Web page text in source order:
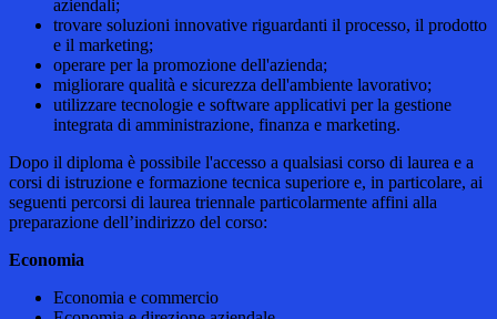
aziendali;
trovare soluzioni innovative riguardanti il processo, il prodotto
e il marketing;
operare per la promozione dell'azienda;
migliorare qualità e sicurezza dell'ambiente lavorativo;
utilizzare tecnologie e software applicativi per la gestione
integrata di amministrazione, finanza e marketing.
Dopo il diploma è possibile l'accesso a qualsiasi corso di laurea e a
corsi di istruzione e formazione tecnica superiore e, in particolare, ai
seguenti percorsi di laurea triennale particolarmente affini alla
preparazione dell’indirizzo del corso:
Economia
Economia e commercio